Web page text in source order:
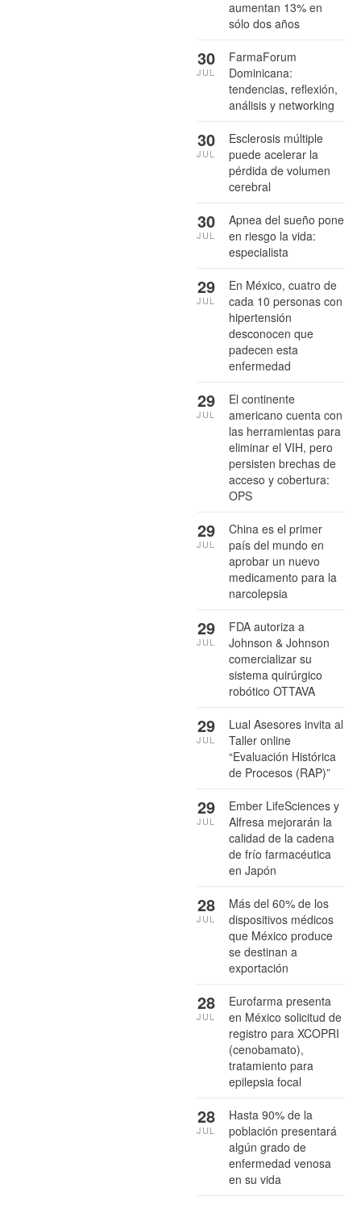
aumentan 13% en
sólo dos años
FarmaForum
Dominicana:
tendencias, reflexión,
análisis y networking
30
JUL
Esclerosis múltiple
puede acelerar la
pérdida de volumen
cerebral
30
JUL
Apnea del sueño pone
en riesgo la vida:
especialista
30
JUL
En México, cuatro de
cada 10 personas con
hipertensión
desconocen que
padecen esta
enfermedad
29
JUL
El continente
americano cuenta con
las herramientas para
eliminar el VIH, pero
persisten brechas de
acceso y cobertura:
OPS
29
JUL
China es el primer
país del mundo en
aprobar un nuevo
medicamento para la
narcolepsia
29
JUL
FDA autoriza a
Johnson & Johnson
comercializar su
sistema quirúrgico
robótico OTTAVA
29
JUL
Lual Asesores invita al
Taller online
“Evaluación Histórica
de Procesos (RAP)”
29
JUL
Ember LifeSciences y
Alfresa mejorarán la
calidad de la cadena
de frío farmacéutica
en Japón
29
JUL
Más del 60% de los
dispositivos médicos
que México produce
se destinan a
exportación
28
JUL
Eurofarma presenta
en México solicitud de
registro para XCOPRI
(cenobamato),
tratamiento para
epilepsia focal
28
JUL
Hasta 90% de la
población presentará
algún grado de
enfermedad venosa
en su vida
28
JUL